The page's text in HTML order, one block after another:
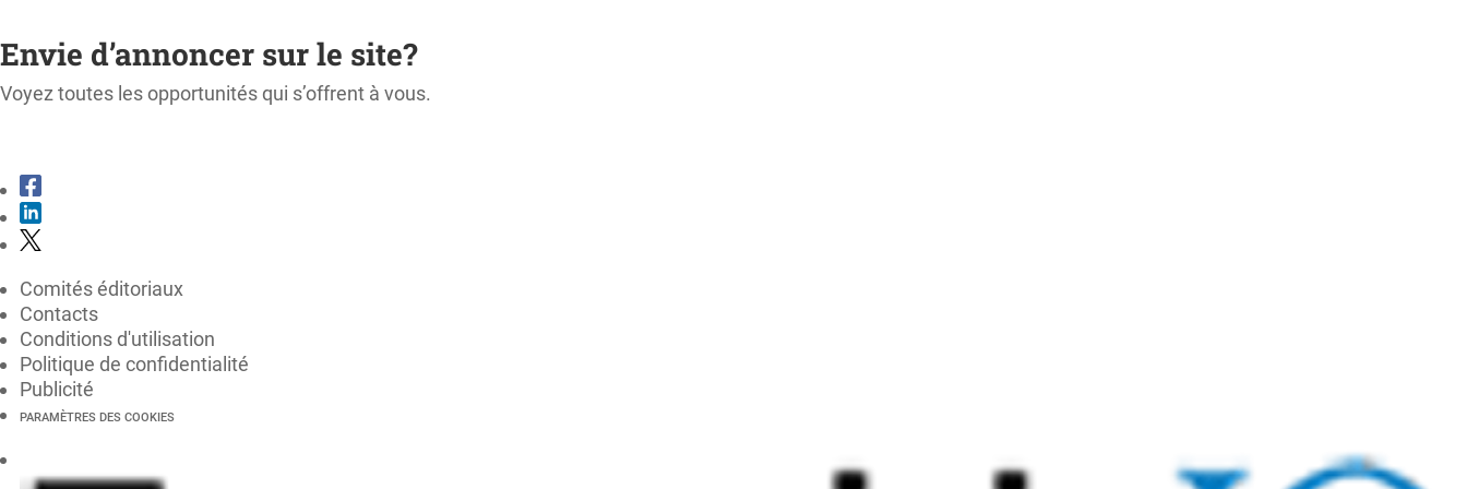
Envie d’annoncer sur le site?
Voyez toutes les opportunités qui s’offrent à vous.
Comités éditoriaux
Contacts
Conditions d'utilisation
Politique de confidentialité
Publicité
PARAMÈTRES DES COOKIES